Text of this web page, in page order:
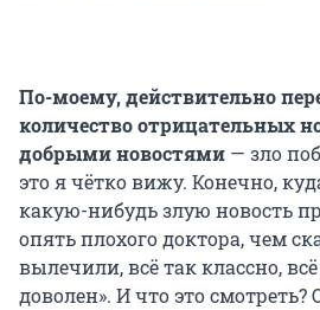
По-моему, действительно
количество отрицательных
добрыми новостями — зло
это я чётко вижу. Конечно,
какую-нибудь злую новость
опять плохого доктора, чем
вылечили, всё так классно,
доволен». И что это смотреть?